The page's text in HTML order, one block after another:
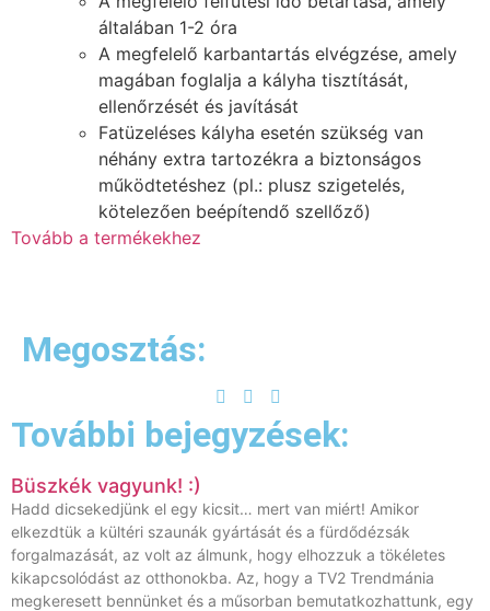
általában 1-2 óra
A megfelelő karbantartás elvégzése, amely
magában foglalja a kályha tisztítását,
ellenőrzését és javítását
Fatüzeléses kályha esetén szükség van
néhány extra tartozékra a biztonságos
működtetéshez (pl.: plusz szigetelés,
kötelezően beépítendő szellőző)
Tovább a termékekhez
Megosztás:
További bejegyzések:
Büszkék vagyunk! :)
Hadd dicsekedjünk el egy kicsit… mert van miért! Amikor
elkezdtük a kültéri szaunák gyártását és a fürdődézsák
forgalmazását, az volt az álmunk, hogy elhozzuk a tökéletes
kikapcsolódást az otthonokba. Az, hogy a TV2 Trendmánia
megkeresett bennünket és a műsorban bemutatkozhattunk, egy